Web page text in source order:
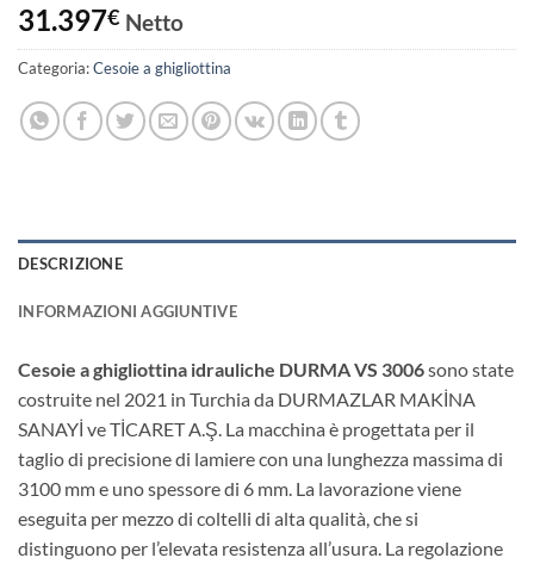
31.397€ Netto
Categoria:Cesoie a ghigliottina
DESCRIZIONE
INFORMAZIONI AGGIUNTIVE
Cesoie a ghigliottina idrauliche DURMA VS 3006sono state
costruite nel 2021 in Turchia da DURMAZLAR MAKİNA
SANAYİ ve TİCARET A.Ş. La macchina è progettata per il
taglio di precisione di lamiere con una lunghezza massima di
3100 mm e uno spessore di 6 mm. La lavorazione viene
eseguita per mezzo di coltelli di alta qualità, che si
distinguono per l’elevata resistenza all’usura. La regolazione